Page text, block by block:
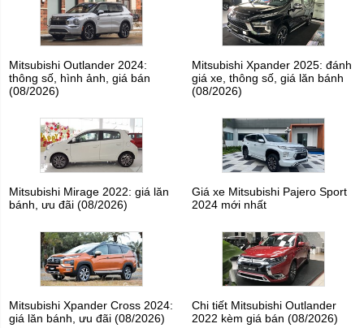
Mitsubishi Outlander 2024:
thông số, hình ảnh, giá bán
(08/2026)
Mitsubishi Xpander 2025: đánh
giá xe, thông số, giá lăn bánh
(08/2026)
Mitsubishi Mirage 2022: giá lăn
bánh, ưu đãi (08/2026)
Giá xe Mitsubishi Pajero Sport
2024 mới nhất
Mitsubishi Xpander Cross 2024:
giá lăn bánh, ưu đãi (08/2026)
Chi tiết Mitsubishi Outlander
2022 kèm giá bán (08/2026)